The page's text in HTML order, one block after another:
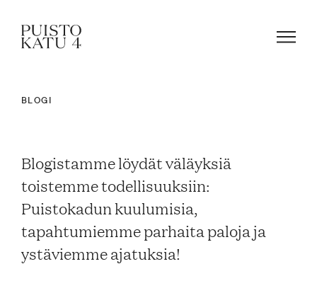
Yhteisömme
BLOGI
Blogistamme löydät väläyksiä
toistemme todellisuuksiin:
Puistokadun kuulumisia,
tapahtumiemme parhaita paloja ja
ystäviemme ajatuksia!